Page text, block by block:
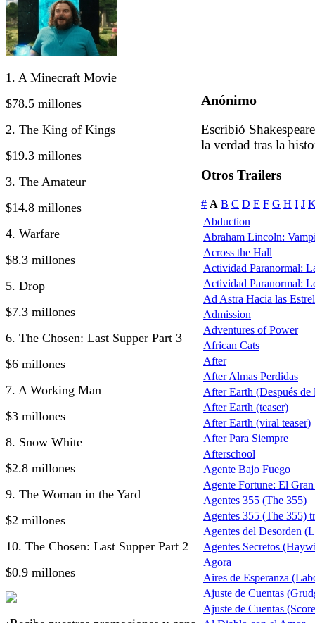
1. A Minecraft Movie
$78.5 millones
2. The King of Kings
$19.3 millones
3. The Amateur
$14.8 millones
4. Warfare
$8.3 millones
5. Drop
$7.3 millones
6. The Chosen: Last Supper Part 3
$6 millones
7. A Working Man
$3 millones
8. Snow White
$2.8 millones
9. The Woman in the Yard
$2 millones
10. The Chosen: Last Supper Part 2
$0.9 millones
Anónimo
Escribió
la verdad tras la
Otros Trailers
# A B C D E F G H I J
Abduction
Abraham Lincoln:
Across the Hall
Actividad Paranormal:
Actividad Paranormal:
Ad Astra Hacia las
Admission
Adventures of Power
African Cats
After
After Almas Perdidas
After Earth (Después de
After Earth (teaser)
After Earth (viral teaser)
After Para Siempre
Afterschool
Agente Bajo Fuego
Agente Fortune: El
Agentes 355 (The 355)
Agentes 355 (The 355)
Agentes del Desorden
Agentes Secretos
Agora
Aires de Esperanza
Ajuste de Cuentas
Ajuste de Cuentas